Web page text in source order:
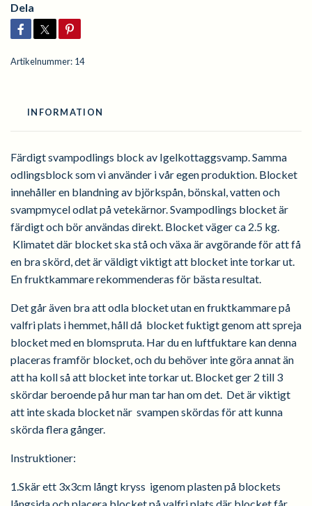
Dela
Artikelnummer: 14
INFORMATION
Färdigt svampodlings block av Igelkottaggsvamp. Samma
odlingsblock som vi använder i vår egen produktion. Blocket
innehåller en blandning av björkspån, bönskal, vatten och
svampmycel odlat på vetekärnor. Svampodlings blocket är
färdigt och bör användas direkt. Blocket väger ca 2.5 kg.
Klimatet där blocket ska stå och växa är avgörande för att få
en bra skörd, det är väldigt viktigt att blocket inte torkar ut.
En fruktkammare rekommenderas för bästa resultat.
Det går även bra att odla blocket utan en fruktkammare på
valfri plats i hemmet, håll då blocket fuktigt genom att spreja
blocket med en blomspruta. Har du en luftfuktare kan denna
placeras framför blocket, och du behöver inte göra annat än
att ha koll så att blocket inte torkar ut. Blocket ger 2 till 3
skördar beroende på hur man tar han om det. Det är viktigt
att inte skada blocket när svampen skördas för att kunna
skörda flera gånger.
Instruktioner:
1.Skär ett 3x3cm långt kryss igenom plasten på blockets